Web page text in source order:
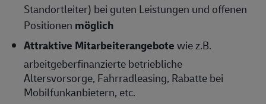
Standortleiter) bei guten Leistungen und offenen
Positionen möglich
Attraktive Mitarbeiterangebotewie z.B.
arbeitgeberfinanzierte betriebliche
Altersvorsorge, Fahrradleasing, Rabatte bei
Mobilfunkanbietern, etc.